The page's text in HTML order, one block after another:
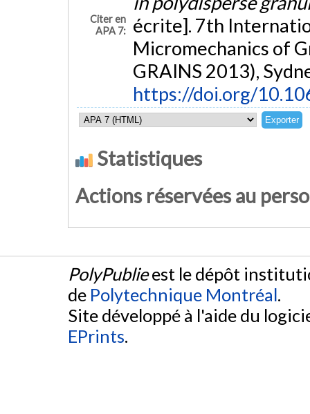
Citer en
APA 7:
écrite]. 7th
Micromechanics of
GRAINS 2013),
https://doi.org/
Statistiques
Actions réservées au
PolyPublieest le dépôt
de Polytechnique Montréal.
Site développé à l'aide du
EPrints.